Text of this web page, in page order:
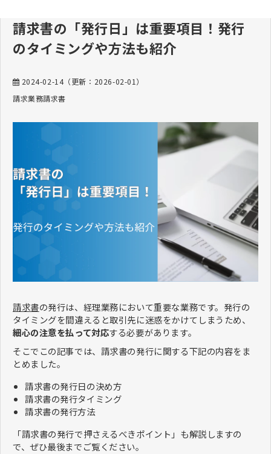
請求書の「発行日」は重要項目！発行
のタイミングや方法も紹介
2024-02-14（更新： 2026-02-01 ）
請求業務請求書
請求書の発行は、経理業務において重要な業務です。発行の
タイミングを間違えると取引先に迷惑をかけてしまうため、
細心の注意を払って対応する必要があります。
そこでこの記事では、請求書の発行に関する下記の内容をま
とめました。
請求書の発行日の決め方
請求書の発行タイミング
請求書の発行方法
「請求書の発行で押さえるべきポイント」も解説しますの
で、ぜひ最後までご覧ください。